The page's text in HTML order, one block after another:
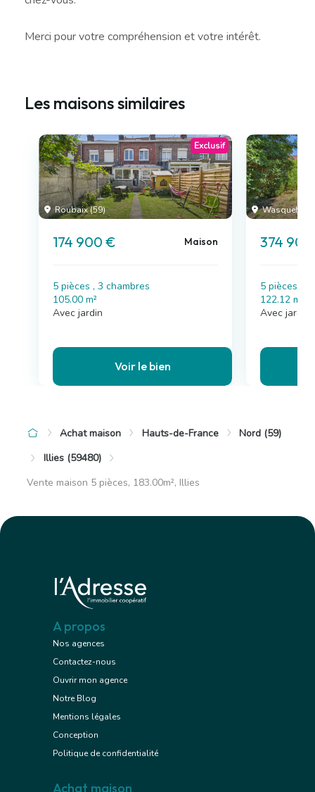
Merci pour votre compréhension et votre intérêt.
Les maisons similaires
Roubaix (59)
Exclusif
174 900 € Maison
5 pièces , 3 chambres
105.00 m²
Avec jardin
Voir le bien
Wasquehal
374
5 pièces , 3
122.12 m²
Avec
Achat maison Hauts-de-France
Nord (59)
Illies (59480)
Vente maison 5 pièces, 183.00m², Illies
A propos
Nos agences
Contactez-nous
Ouvrir mon agence
Notre Blog
Mentions légales
Conception
Politique de confidentialité
Achat maison